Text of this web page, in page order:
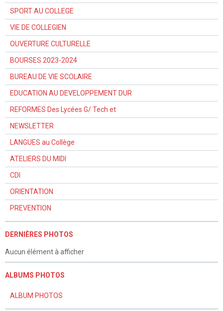
SPORT AU COLLEGE
VIE DE COLLEGIEN
OUVERTURE CULTURELLE
BOURSES 2023-2024
BUREAU DE VIE SCOLAIRE
EDUCATION AU DEVELOPPEMENT DUR
REFORMES Des Lycées G/ Tech et
NEWSLETTER
LANGUES au Collège
ATELIERS DU MIDI
CDI
ORIENTATION
PREVENTION
DERNIÈRES PHOTOS
Aucun élément à afficher
ALBUMS PHOTOS
ALBUM PHOTOS